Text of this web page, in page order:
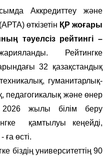
Аккредиттеу және
өткізетін ҚР жоғары
тәуелсіз рейтингі –
Рейтингке
32 қазақстандық
гуманитарлық-
педагогикалық және өнер
жылы білім беру
қамтылуы кеңейді,
ға өсті.
біздің университеттің 90